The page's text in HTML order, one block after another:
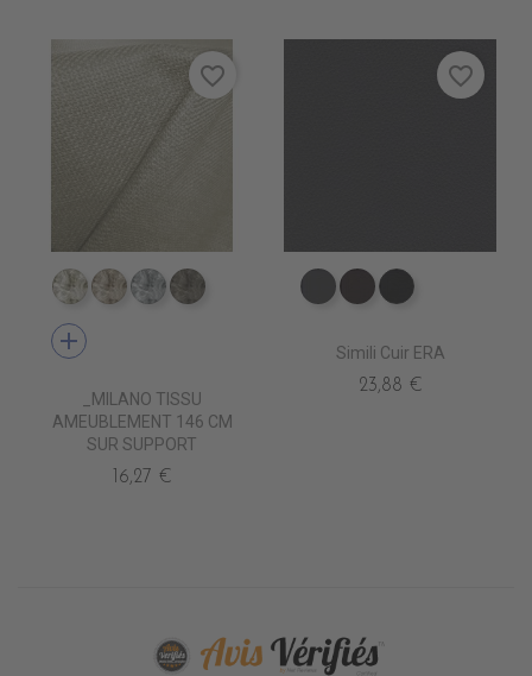
TA1800 IVOIRE
TA1801 BEIGE
TA1802 LINEN
TA1803 FLETCHER
add
_MILANO TISSU
AMEUBLEMENT 146 CM
SUR SUPPORT
16,27 €
favorite_border
EV4010 ANTHRACITE
EV4020 MARRON
EV4000 NOIR
Simili Cuir ERA
23,88 €
favorite_border